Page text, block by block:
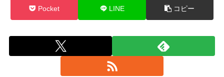
Pocket LINE コピー